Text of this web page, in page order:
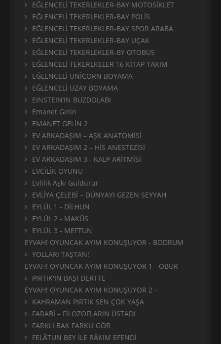
EĞLENCELİ TEKERLEKLER-BAY MOTOSİKLET
EĞLENCELİ TEKERLEKLER-BAY POLİS
EĞLENCELİ TEKERLEKLER-BAY SPOR ARABA
EĞLENCELİ TEKERLEKLER-BAY UÇAK
EĞLENCELİ TEKERLEKLER-BY OTOBÜS
EĞLENCELİ TEKERLKELER 16 KİTAP TAKIM
EĞLENCELİ UNİCORN BOYAMA
EĞLENCELİ UZAY BOYAMA
EINSTEIN’IN BUZDOLABI
Emanet Gelin
EMANET GELİN 2
EV ARKADAŞIM – AŞK ANATOMİSİ
EV ARKADAŞIM 2 – HİS ANESTEZİSİ
EV ARKADAŞIM 3 - KALP ARİTMİSİ
EVCİLİK OYUNU
Evlilik Aşkı Güldürür
EVLİYA ÇELEBİ – DÜNYAYI GEZEN SEYYAH
EYLÜL 1 - DİLHUN
EYLÜL 2 - MAKÛS
EYLÜL 3 - MEFTUN
EYVAH! OYUNCAK AYIM KONUŞUYOR - BODRUM
YOLLARI TAŞTAN!
EYVAH! OYUNCAK AYIM KONUŞUYOR 1 - OBUR
PIRTIK'IN BAŞI DERTTE
EYVAH! OYUNCAK AYIM KONUŞUYOR 2 -
KAHRAMAN PIRTIK SEN ÇOK YAŞA
FARABİ – FİLOZOFLARIN ÜSTADI
FARKLI BAK FARKLI GÖR
FELÂTUN BEY İLE RÂKIM EFENDİ